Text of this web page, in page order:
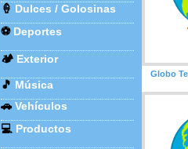
🍦 Dulces / Golosinas
⚽ Deportes
🏕️ Exterior
🎵 Música
🚗 Vehículos
💻 Productos
Globo